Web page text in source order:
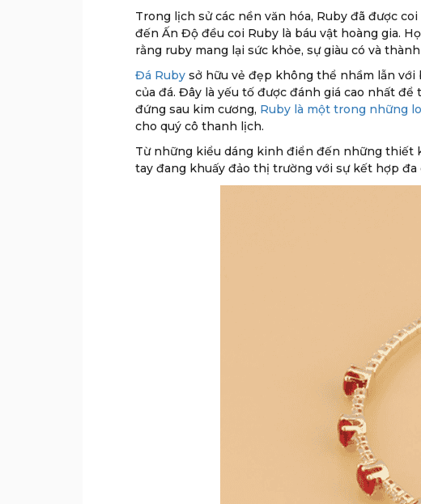
Trong lịch sử các nền văn hóa, Ruby đã được
đến Ấn Độ đều coi Ruby là báu vật hoàng gia.
rằng ruby mang lại sức khỏe, sự giàu có và
Đá Ruby sở hữu vẻ đẹp không thể nhầm lẫn với
của đá. Đây là yếu tố được đánh giá cao nhất
đứng sau kim cương, Ruby là một trong những
cho quý cô thanh lịch.
Từ những kiểu dáng kinh điển đến những thiết
tay đang khuấy đảo thị trường với sự kết hợp đa